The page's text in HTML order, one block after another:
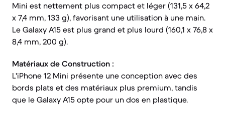
Mini est nettement plus compact et léger (131,5 x 64,2
x 7,4 mm, 133 g), favorisant une utilisation à une main.
Le Galaxy A15 est plus grand et plus lourd (160,1 x 76,8 x
8,4 mm, 200 g).
Matériaux de Construction :
L'iPhone 12 Mini présente une conception avec des
bords plats et des matériaux plus premium, tandis
que le Galaxy A15 opte pour un dos en plastique.